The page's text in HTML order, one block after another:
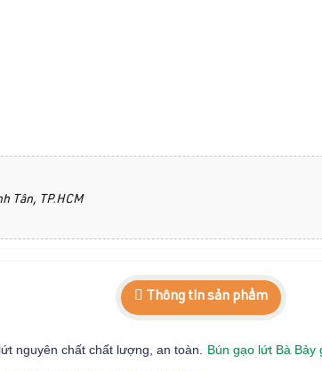
Tân, TP.HCM
Thông tin sản phẩm
nguyên chất chất lượng, an toàn. Bún gạo lứt Bà Bảy